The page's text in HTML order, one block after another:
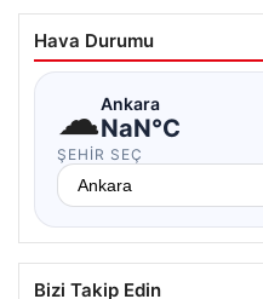
Hava Durumu
☁Ankara
NaN°C
ŞEHIR SEÇ
Bizi Takip Edin